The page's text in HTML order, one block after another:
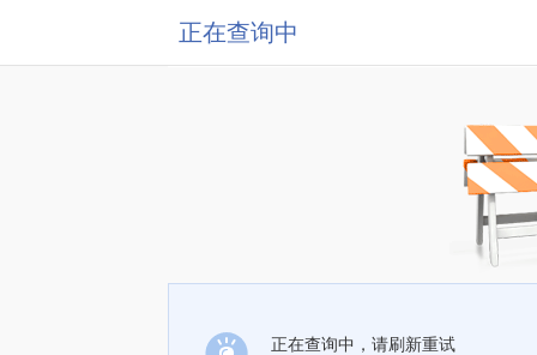
正在查询中
正在查询中，请刷新重试